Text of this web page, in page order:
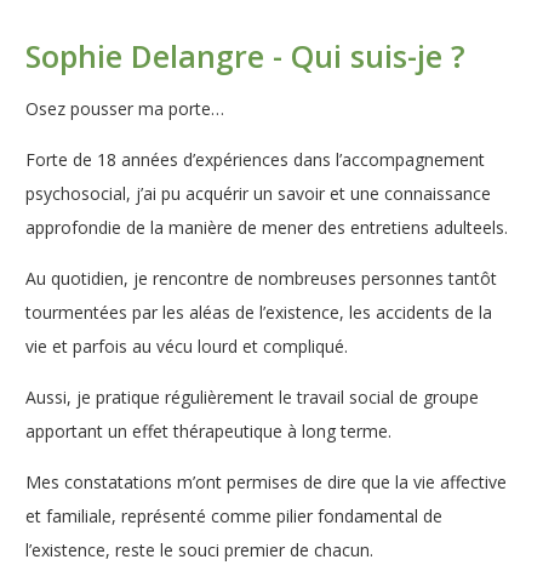
Sophie Delangre - Qui suis-je ?
Osez pousser ma porte…
Forte de 18 années d’expériences dans l’accompagnement
psychosocial, j’ai pu acquérir un savoir et une connaissance
approfondie de la manière de mener des entretiens adulteels.
Au quotidien, je rencontre de nombreuses personnes tantôt
tourmentées par les aléas de l’existence, les accidents de la
vie et parfois au vécu lourd et compliqué.
Aussi, je pratique régulièrement le travail social de groupe
apportant un effet thérapeutique à long terme.
Mes constatations m’ont permises de dire que la vie affective
et familiale, représenté comme pilier fondamental de
l’existence, reste le souci premier de chacun.